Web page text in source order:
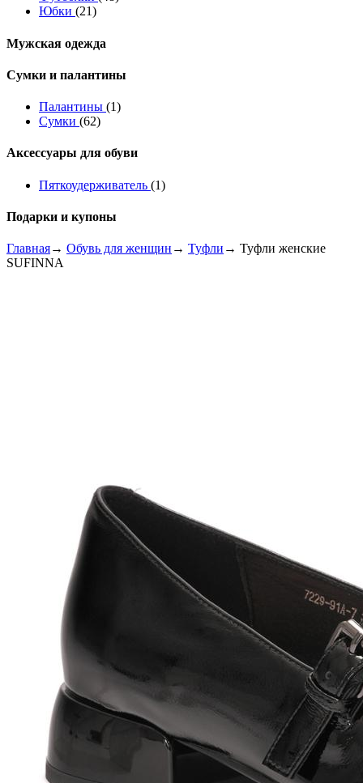
Юбки (21)
Мужская одежда
Сумки и палантины
Палантины (1)
Сумки (62)
Аксессуары для обуви
Пяткоудерживатель (1)
Подарки и купоны
Главная→ Обувь для женщин → Туфли → Туфли женские
SUFINNA